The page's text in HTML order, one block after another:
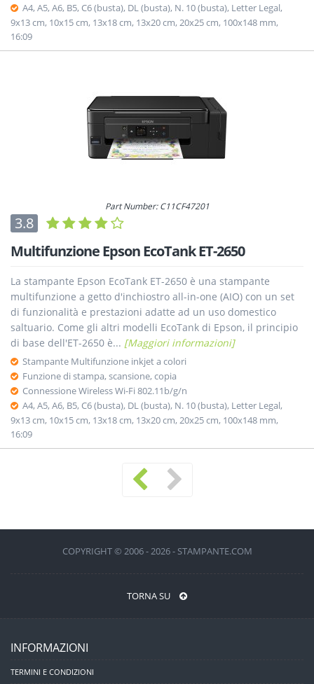
A4, A5, A6, B5, C6 (busta), DL (busta), N. 10 (busta), Letter Legal,
9x13 cm, 10x15 cm, 13x18 cm, 13x20 cm, 20x25 cm, 100x148 mm,
16:09
Part Number: C11CF47201
3.8
Multifunzione Epson EcoTank ET-2650
La stampante Epson EcoTank ET-2650 è una stampante
multifunzione a getto d'inchiostro all-in-one (AIO) con un set
di funzionalità e prestazioni adatte ad un uso domestico
saltuario. Come gli altri modelli EcoTank di Epson, il principio
di base dell'ET-2650 è... [Maggiori informazioni]
Stampante Multifunzione inkjet a colori
Funzione di stampa, scansione, copia
Connessione Wireless Wi-Fi 802.11b/g/n
A4, A5, A6, B5, C6 (busta), DL (busta), N. 10 (busta), Letter Legal,
9x13 cm, 10x15 cm, 13x18 cm, 13x20 cm, 20x25 cm, 100x148 mm,
16:09
COPYRIGHT © 2006 - 2026 - STAMPANTE.COM
TORNA SU
INFORMAZIONI
TERMINI E CONDIZIONI